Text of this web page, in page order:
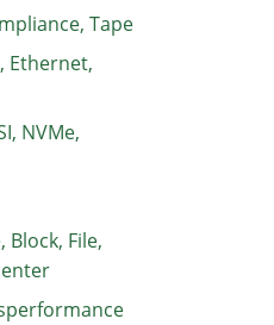
Tape
Ethernet,
NVMe,
File,